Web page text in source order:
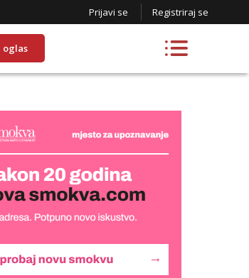
Prijavi se Registriraj se
oglas